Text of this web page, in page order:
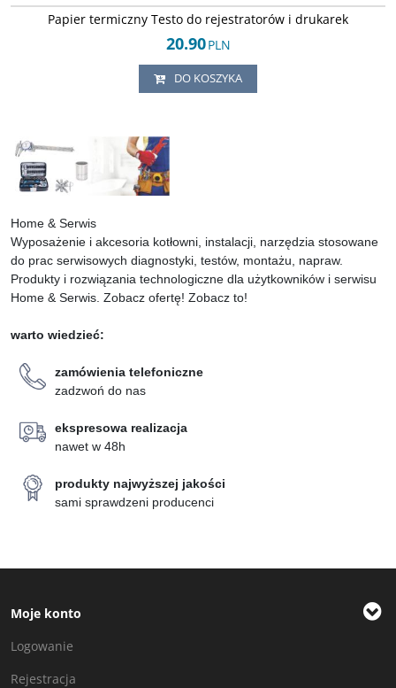
Papier Testo do analizatorów, rejestratorów i drukarek. Nowy papier
termiczny do rejestratorów i drukarek termicznych Testo, Woehler i
Brigon. Oryginalny, fabrycznie nowy produkt w dobrej cenie
przeznaczony głównie do użytku profesjonalnego zgodnego z wytycznymi
Papier termiczny Testo do rejestratorów i drukarek
20.90PLN
DO KOSZYKA
Home & Serwis
Wyposażenie i akcesoria kotłowni, instalacji, narzędzia stosowane
do prac serwisowych diagnostyki, testów, montażu, napraw.
Produkty i rozwiązania technologiczne dla użytkowników i serwisu
Home & Serwis. Zobacz ofertę! Zobacz to!
warto wiedzieć:
zamówienia telefoniczne
zadzwoń do nas
ekspresowa realizacja
nawet w 48h
produkty najwyższej jakości
sami sprawdzeni producenci
Moje konto
Logowanie
Rejestracja